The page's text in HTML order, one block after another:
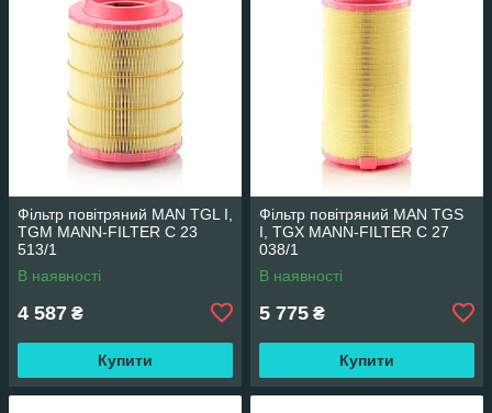
Фільтр повітряний MAN TGL I,
TGM MANN-FILTER C 23
513/1
В наявності
4 587 ₴
Купити
Фільтр повітряний MAN TGS
I, TGX MANN-FILTER C 27
038/1
В наявності
5 775 ₴
Купити